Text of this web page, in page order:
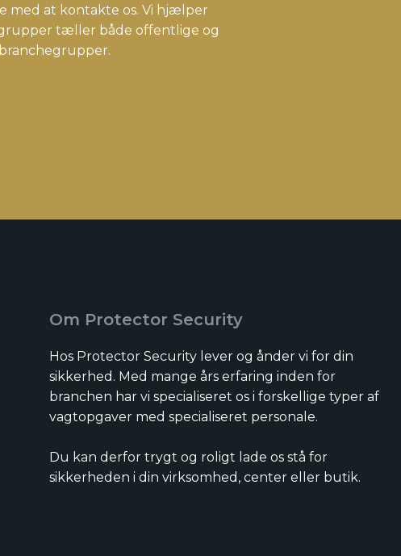
med at kontakte os. Vi hjælper
tæller både offentlige og
Om Protector Security
Hos Protector Security lever og ånder vi for din
sikkerhed. Med mange års erfaring inden for
branchen har vi specialiseret os i forskellige typer af
vagtopgaver med specialiseret personale.
Du kan derfor trygt og roligt lade os stå for
sikkerheden i din virksomhed, center eller butik.